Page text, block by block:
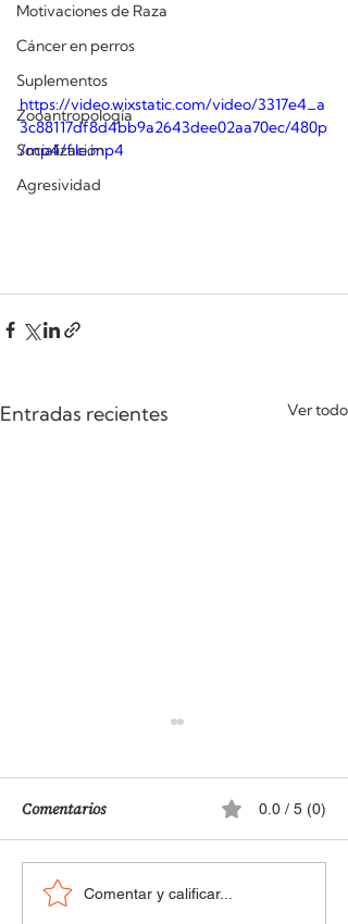
Motivaciones de Raza
Cáncer en perros
Suplementos
Zooantropología
Socialización
Agresividad
https://video.wixstatic.com/video/3317e4_a
3c88117df8d4bb9a2643dee02aa70ec/480p
/mp4/file.mp4
Entradas recientes Ver todo
¿Por qué nos da tanto
Comentarios 0.0 / 5 (0)
Comentar y calificar...